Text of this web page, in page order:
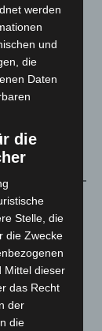
1.887
werden
und
die
Daten
die
Stelle, die
die Zwecke
Mittel dieser
das Recht
der
die